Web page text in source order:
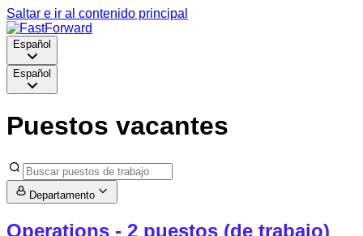
Saltar e ir al contenido principal
Español
Español
Puestos vacantes
Departamento
Operations - 2 puestos (de trabajo)